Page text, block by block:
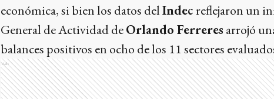
económica, si bien los datos delIndecreflejaron un
General de Actividad deOrlando Ferreres arrojó
balances positivos en ocho de los 11 sectores
Ads